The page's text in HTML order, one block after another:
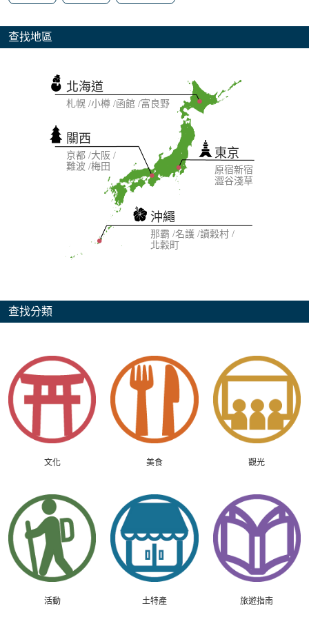
查找地區
東京
原宿新宿
澀谷淺草
關西
京都 大阪
難波 梅田
沖繩
那霸 名護 讀穀村
北穀町
北海道
札幌 小樽 函館 富良野
查找分類
文化 美食 觀光
活動 土特產 旅遊指南